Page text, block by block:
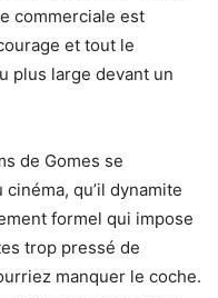
commerciale est
et tout le
plus large devant un
de Gomes se
qu’il dynamite
formel qui impose
trop pressé de
manquer le coche.